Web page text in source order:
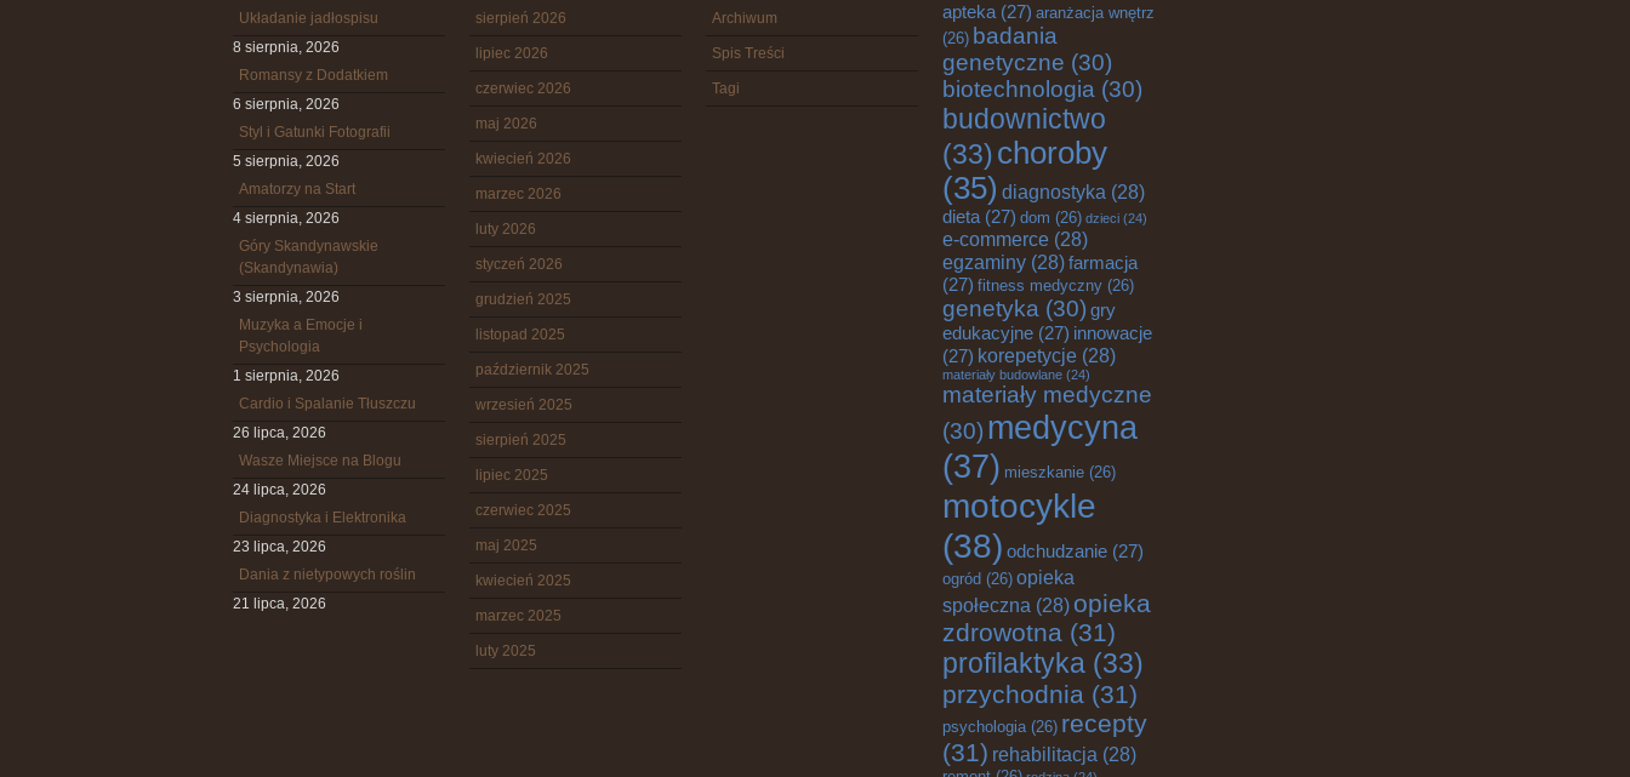
Układanie jadłospisu
8 sierpnia, 2026
Romansy z Dodatkiem
6 sierpnia, 2026
Styl i Gatunki Fotografii
5 sierpnia, 2026
Amatorzy na Start
4 sierpnia, 2026
Góry Skandynawskie
(Skandynawia)
3 sierpnia, 2026
Muzyka a Emocje i
Psychologia
1 sierpnia, 2026
Cardio i Spalanie Tłuszczu
26 lipca, 2026
Wasze Miejsce na Blogu
24 lipca, 2026
Diagnostyka i Elektronika
23 lipca, 2026
Dania z nietypowych roślin
21 lipca, 2026
sierpień 2026
lipiec 2026
czerwiec 2026
maj 2026
kwiecień 2026
marzec 2026
luty 2026
styczeń 2026
grudzień 2025
listopad 2025
październik 2025
wrzesień 2025
sierpień 2025
lipiec 2025
czerwiec 2025
maj 2025
kwiecień 2025
marzec 2025
luty 2025
Archiwum
Spis Treści
Tagi
apteka (27) aranżacja wnętrz
(26) badania
genetyczne (30)
biotechnologia (30)
budownictwo
(33)choroby
(35) diagnostyka (28)
dieta (27) dom (26) dzieci (24)
e-commerce (28)
egzaminy (28)farmacja
(27) fitness medyczny (26)
genetyka (30) gry
edukacyjne (27) innowacje
(27) korepetycje (28)
materiały budowlane (24)
materiały medyczne
(30) medycyna
(37) mieszkanie (26)
motocykle
(38) odchudzanie (27)
ogród (26) opieka
społeczna (28) opieka
zdrowotna (31)
profilaktyka (33)
przychodnia (31)
psychologia(26) recepty
(31) rehabilitacja (28)